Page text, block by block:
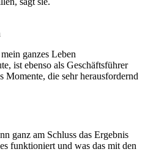
ganzes Leben
ist ebenso als Geschäftsführer
die sehr herausfordernd
ganz am Schluss das Ergebnis
funktioniert und was das mit den